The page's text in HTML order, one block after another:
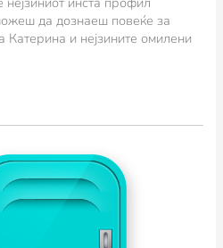
да дознаеш повеќе за
Катерина и нејзините омилени